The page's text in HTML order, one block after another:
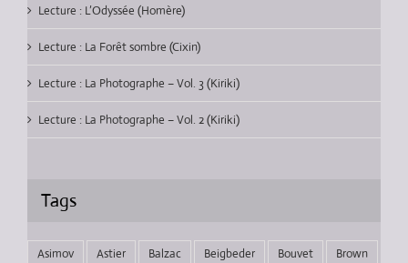
Lecture : L’Odyssée (Homère)
Lecture : La Forêt sombre (Cixin)
Lecture : La Photographe – Vol. 3 (Kiriki)
Lecture : La Photographe – Vol. 2 (Kiriki)
Tags
Asimov Astier Balzac Beigbeder Bouvet
Brown